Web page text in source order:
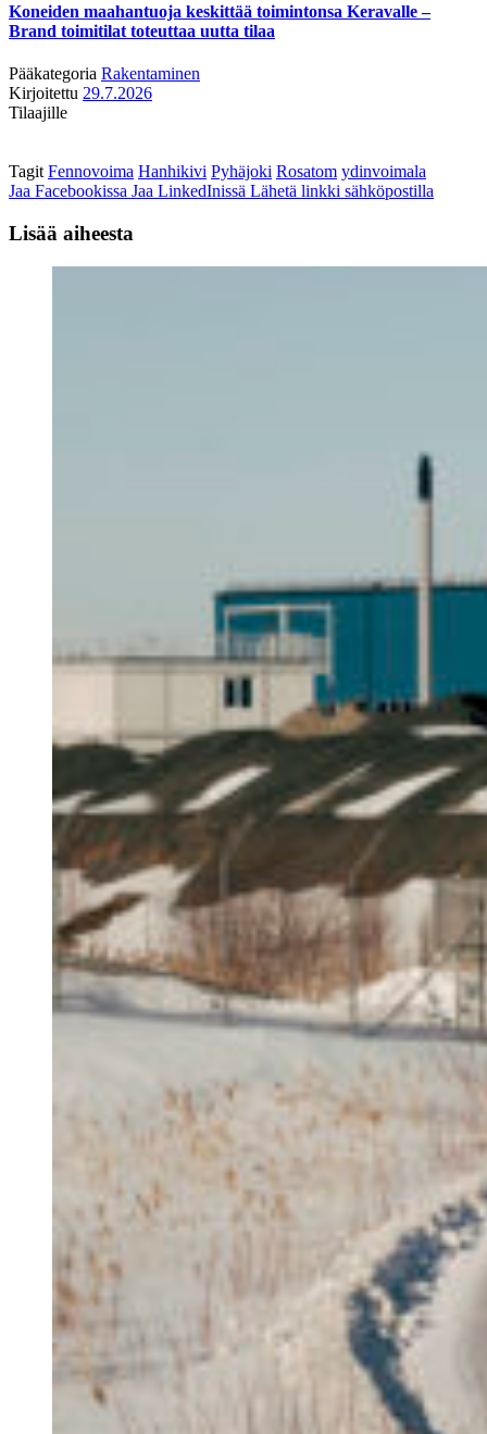
Koneiden maahantuoja keskittää toimintonsa Keravalle –
Brand toimitilat toteuttaa uutta tilaa
Pääkategoria Rakentaminen
Kirjoitettu 29.7.2026
Tilaajille
Tagit Fennovoima Hanhikivi Pyhäjoki Rosatom ydinvoimala
Jaa Facebookissa Jaa LinkedInissä Lähetä linkki sähköpostilla
Lisää aiheesta